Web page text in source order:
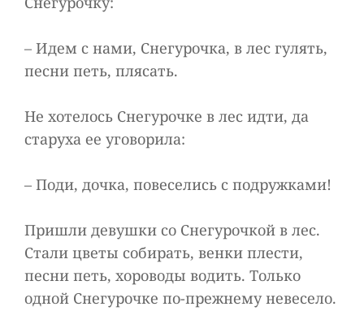
– Идем с нами, Снегурочка, в лес гулять,
песни петь, плясать.
Не хотелось Снегурочке в лес идти, да
старуха ее уговорила:
– Поди, дочка, повеселись с подружками!
Пришли девушки со Снегурочкой в лес.
Стали цветы собирать, венки плести,
песни петь, хороводы водить. Только
одной Снегурочке по-прежнему невесело.